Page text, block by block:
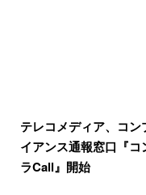
テレコメディア、コン
イアンス通報窓口『コ
ラCall』開始